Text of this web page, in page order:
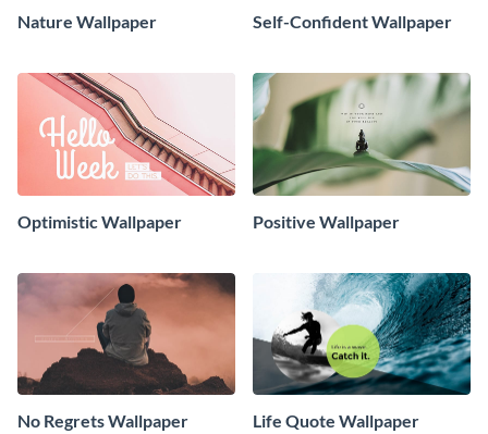
Nature Wallpaper Self-Confident Wallpaper
Optimistic Wallpaper Positive Wallpaper
No Regrets Wallpaper Life Quote Wallpaper